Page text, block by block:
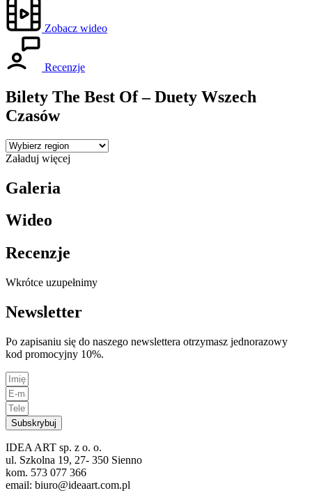
Zobacz wideo
Recenzje
Bilety The Best Of – Duety Wszech
Czasów
Załaduj więcej
Galeria
Wideo
Recenzje
Wkrótce uzupełnimy
Newsletter
Po zapisaniu się do naszego newslettera otrzymasz jednorazowy
kod promocyjny 10%.
Subskrybuj
IDEA ART sp. z o. o.
ul. Szkolna 19, 27- 350 Sienno
kom. 573 077 366
email: biuro@ideaart.com.pl